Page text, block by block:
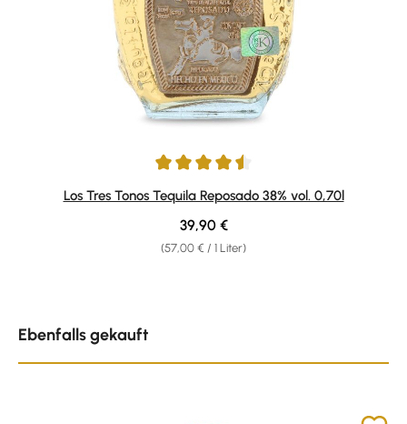
Durchschnittliche Bewertung von 4.5 von 5 Sternen
Los Tres Tonos Tequila Reposado 38% vol. 0,70l
(57,00 € / 1 Liter)
Regulärer Preis:
39,90 €
Ebenfalls gekauft